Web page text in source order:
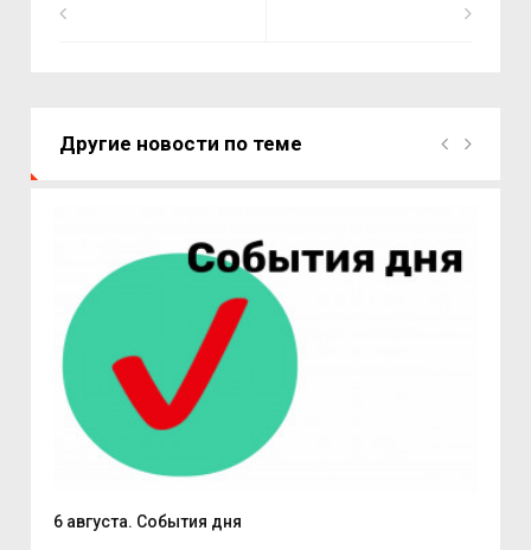
Другие новости по теме
6 августа. События дня